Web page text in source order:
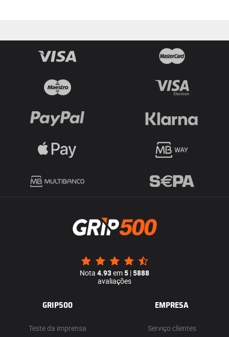
Nota 4.93em5 |5888
avaliações
GRIP500
Teste da imprensa
EMPRESA
Serviço clientes